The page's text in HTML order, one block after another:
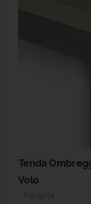
Tenda
Volo